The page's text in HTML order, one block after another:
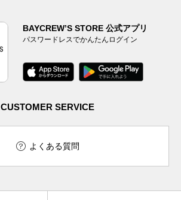
BAYCREW’S STORE 公式アプリ
パスワードレスでかんたんログイン
CUSTOMER SERVICE
よくある質問